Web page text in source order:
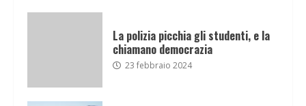
La polizia picchia gli studenti, e la
chiamano democrazia
23 febbraio 2024